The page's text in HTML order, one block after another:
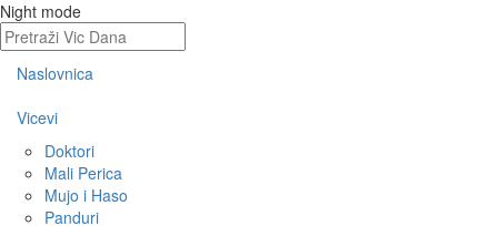
Night mode
Naslovnica
Vicevi
Doktori
Mali Perica
Mujo i Haso
Panduri